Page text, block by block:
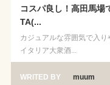
コスパ良し！高田馬場
TA(...
カジュアルな雰囲気で入り
イタリア大衆酒...
WRITED BY muum